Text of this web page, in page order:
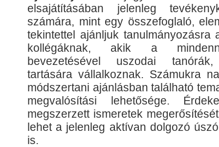
elsajátításában jelenleg
számára, mint egy összefoglaló,
tekintettel ajánljuk tanulmányozásra
kollégáknak, akik a
bevezetésével uszodai tanórák,
tartására vállalkoznak. Számukra
módszertani ajánlásban található
megvalósítási lehetősége.
megszerzett ismeretek
lehet a jelenleg aktívan dolgozó
is.